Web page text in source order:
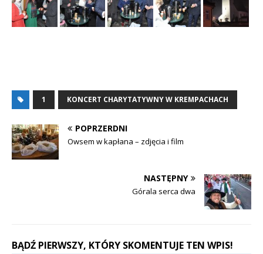
1 KONCERT CHARYTATYWNY W KREMPACHACH
POPRZERDNI
Owsem w kapłana – zdjęcia i film
NASTĘPNY
Górala serca dwa
BĄDŹ PIERWSZY, KTÓRY SKOMENTUJE TEN WPIS!